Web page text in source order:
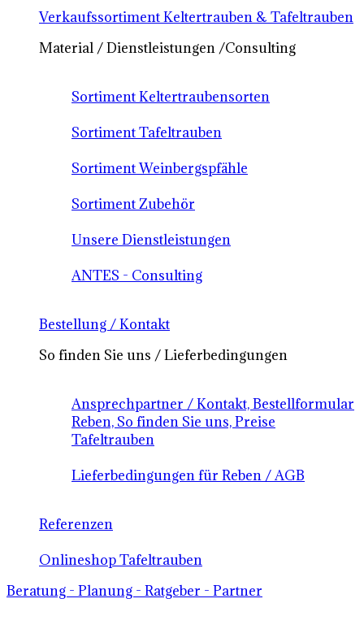
Verkaufssortiment Keltertrauben & Tafeltrauben
Material / Dienstleistungen /Consulting
Sortiment Keltertraubensorten
Sortiment Tafeltrauben
Sortiment Weinbergspfähle
Sortiment Zubehör
Unsere Dienstleistungen
ANTES - Consulting
Bestellung / Kontakt
So finden Sie uns / Lieferbedingungen
Ansprechpartner / Kontakt, Bestellformular
Reben, So finden Sie uns, Preise
Tafeltrauben
Lieferbedingungen für Reben / AGB
Referenzen
Onlineshop Tafeltrauben
Beratung - Planung - Ratgeber - Partner